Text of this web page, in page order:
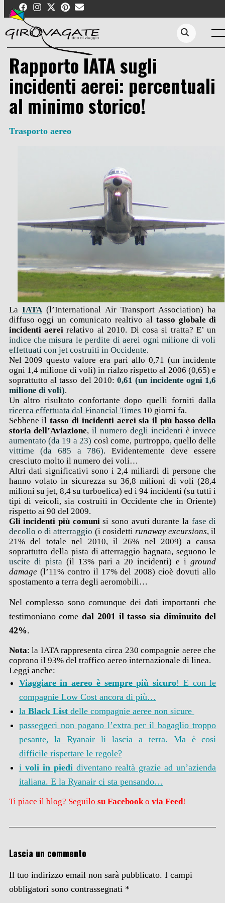
content
Search...
Rapporto IATA sugli
incidenti aerei: percentuali
al minimo storico!
Trasporto aereo
La IATA (l’International Air Transport Association) ha
diffuso oggi un comunicato realtivo al tasso globale di
incidenti aerei relativo al 2010. Di cosa si tratta? E’ un
indice che misura le perdite di aerei ogni milione di voli
effettuati con jet costruiti in Occidente.
Nel 2009 questo valore era pari allo 0,71 (un incidente
ogni 1,4 milione di voli) in rialzo rispetto al 2006 (0,65) e
soprattutto al tasso del 2010:0,61 (un incidente ogni 1,6
milione di voli).
Un altro risultato confortante dopo quelli forniti dalla
ricerca effettuata dal Financial Times 10 giorni fa.
Sebbene il tasso di incidenti aerei sia il più basso della
storia dell’Aviazione, il numero degli incidenti è invece
aumentato (da 19 a 23) così come, purtroppo, quello delle
vittime (da 685 a 786). Evidentemente deve essere
cresciuto molto il numero dei voli…
Altri dati significativi sono i 2,4 miliardi di persone che
hanno volato in sicurezza su 36,8 milioni di voli (28,4
milioni su jet, 8,4 su turboelica) ed i 94 incidenti (su tutti i
tipi di veicoli, sia costruiti in Occidente che in Oriente)
rispetto ai 90 del 2009.
Gli incidenti più comuni si sono avuti durante la fase di
decollo o di atterraggio (i cosidetti runaway excursions, il
21% del totale nel 2010, il 26% nel 2009) a causa
soprattutto della pista di atterraggio bagnata, seguono le
uscite di pista (il 13% pari a 20 incidenti) e iground
damage (l’11% contro il 17% del 2008) cioè dovuti allo
spostamento a terra degli aeromobili…
Nel complesso sono comunque dei dati importanti che
testimoniano comedal 2001 il tasso sia diminuito del
42%.
Nota: la IATA rappresenta circa 230 compagnie aeree che
coprono il 93% del traffico aereo internazionale di linea.
Leggi anche:
Viaggiare in aereo è sempre più sicuro! E con le
compagnie Low Cost ancora di più…
la Black Listdelle compagnie aeree non sicure
passeggeri non pagano l’extra per il bagaglio troppo
pesante, la Ryanair li lascia a terra. Ma è così
difficile rispettare le regole?
i voli in piedi diventano realtà grazie ad un’azienda
italiana. E la Ryanair ci sta pensando…
Ti piace il blog? Seguilo su Facebook o via Feed!
Lascia un commento
Il tuo indirizzo email non sarà pubblicato. I campi
obbligatori sono contrassegnati *